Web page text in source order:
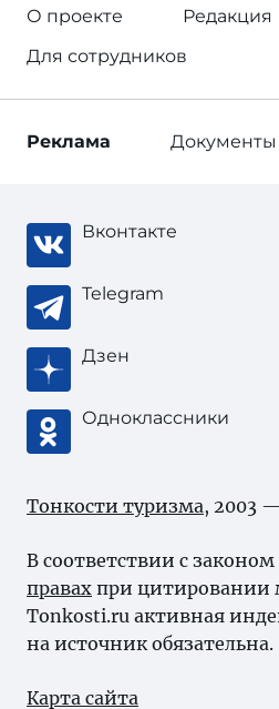
О проекте
Редакция
Для сотрудников
Реклама Документы
Вконтакте
Telegram
Дзен
Одноклассники
Тонкости туризма, 2003
В соответствии с законом
правах при цитировании
Tonkosti.ru активная
на источник обязательна.
Карта сайта